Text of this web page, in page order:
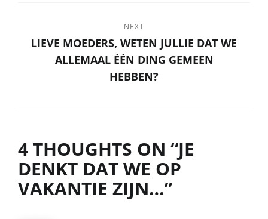
NEXT
LIEVE MOEDERS, WETEN JULLIE DAT WE
ALLEMAAL ÉÉN DING GEMEEN
HEBBEN?
4 THOUGHTS ON “JE
DENKT DAT WE OP
VAKANTIE ZIJN…”